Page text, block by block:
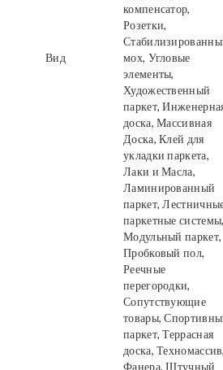
Вид
компенсатор,
Розетки,
мох, Угловые
элементы,
Художественный
паркет,
доска, Массивная
Доска, Клей для
укладки паркета,
Лаки и Масла,
Ламинированный
паркет,
паркетные системы,
Модульный паркет,
Пробковый пол,
Реечные
перегородки,
Сопутствующие
товары,
паркет, Террасная
доска, Техномассив,
Фанера, Штучный